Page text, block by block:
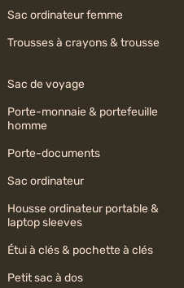
Sac ordinateur femme
Trousses à crayons & trousse
Sac de voyage
Porte-monnaie & portefeuille
homme
Porte-documents
Sac ordinateur
Housse ordinateur portable &
laptop sleeves
Étui à clés & pochette à clés
Petit sac à dos